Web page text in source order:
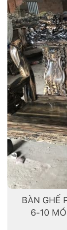
BÀN GHẾ
6-10